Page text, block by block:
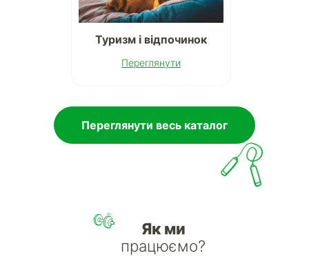
Туризм і відпочинок
Переглянути
Переглянути весь каталог
Як ми
працюємо?